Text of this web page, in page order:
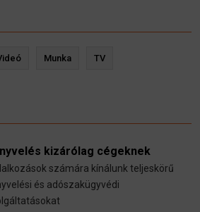
Munka TV
kizárólag cégeknek
számára kínálunk teljeskörű
és adószakügyvédi